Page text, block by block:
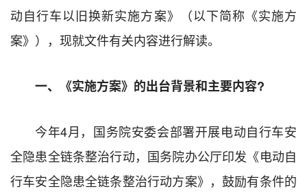
动自行车以旧换新实施方案》（以下简称《实施方
案》），现就文件有关内容进行解读。
一、《实施方案》的出台背景和主要内容?
今年4月，国务院安委会部署开展电动自行车安
全隐患全链条整治行动，国务院办公厅印发《电动自
行车安全隐患全链条整治行动方案》，鼓励有条件的